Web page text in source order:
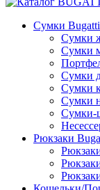
Сумки Bugatti
Сумки
Сумки
Сумки
Сумки
Сумки
Сумки-
Рюкзаки